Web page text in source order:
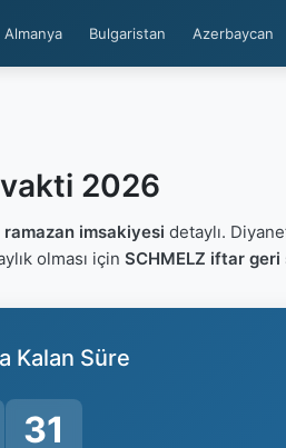
Almanya Bulgaristan Azerbaycan
2026
ramazan imsakiyesi detaylı.
olması için SCHMELZ iftar geri
Kalan Süre
30